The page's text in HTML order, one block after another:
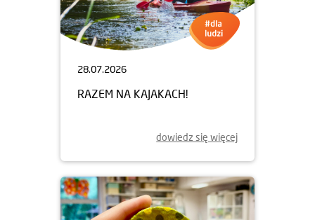
28.07.2026
RAZEM NA KAJAKACH!
dowiedz się więcej